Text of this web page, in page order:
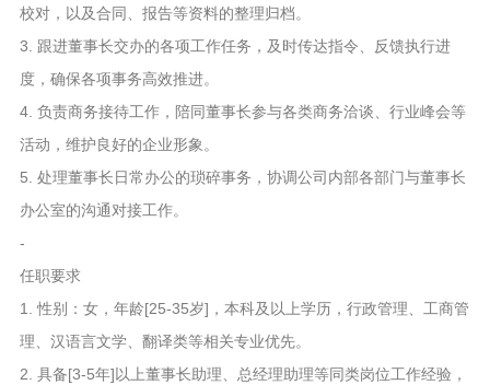
校对，以及合同、报告等资料的整理归档。
3. 跟进董事长交办的各项工作任务，及时传达指令、反馈执行进
度，确保各项事务高效推进。
4. 负责商务接待工作，陪同董事长参与各类商务洽谈、行业峰会等
活动，维护良好的企业形象。
5. 处理董事长日常办公的琐碎事务，协调公司内部各部门与董事长
办公室的沟通对接工作。
-
任职要求
1. 性别：女，年龄[25-35岁]，本科及以上学历，行政管理、工商管
理、汉语言文学、翻译类等相关专业优先。
2. 具备[3-5年]以上董事长助理、总经理助理等同类岗位工作经验，